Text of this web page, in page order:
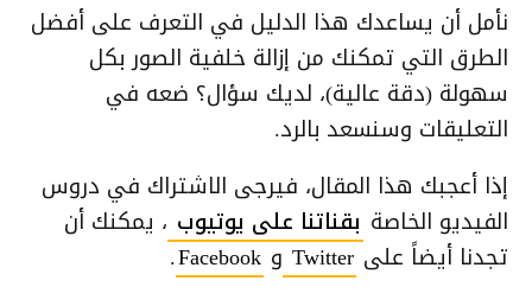
نأمل أن يساعدك هذا الدليل في التعرف على أفضل
الطرق التي تمكنك من إزالة خلفية الصور بكل
سهولة (دقة عالية)، لديك سؤال؟ ضعه في
التعليقات وسنسعد بالرد.
إذا أعجبك هذا المقال، فيرجى الاشتراك في دروس
الفيديو الخاصة بقناتنا على يوتيوب ، يمكنك أن
تجدنا أيضاً على Twitter و Facebook
.